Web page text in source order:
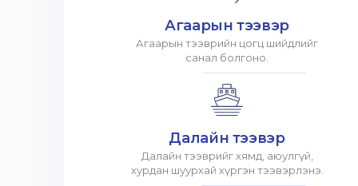
Агаарын тээвэр
Агаарын тээврийн цогц шийдлийг
санал болгоно.
Далайн тээвэр
Далайн тээврийг хямд, аюулгүй,
хурдан шуурхай хүргэн тээвэрлэнэ.